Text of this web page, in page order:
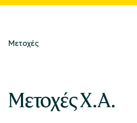
Μετοχές
Μετοχές Χ.Α.